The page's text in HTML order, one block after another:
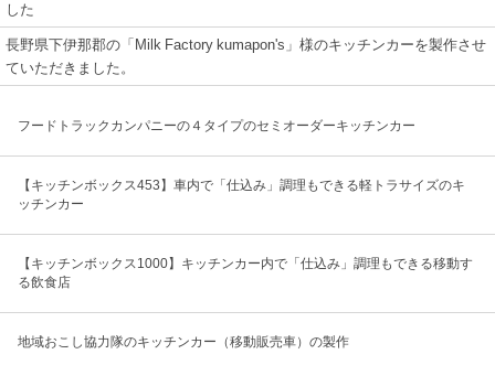
した
長野県下伊那郡の「Milk Factory kumapon's」様のキッチンカーを製作させ
ていただきました。
フードトラックカンパニーの４タイプのセミオーダーキッチンカー
【キッチンボックス453】車内で「仕込み」調理もできる軽トラサイズのキ
ッチンカー
【キッチンボックス1000】キッチンカー内で「仕込み」調理もできる移動す
る飲食店
地域おこし協力隊のキッチンカー（移動販売車）の製作